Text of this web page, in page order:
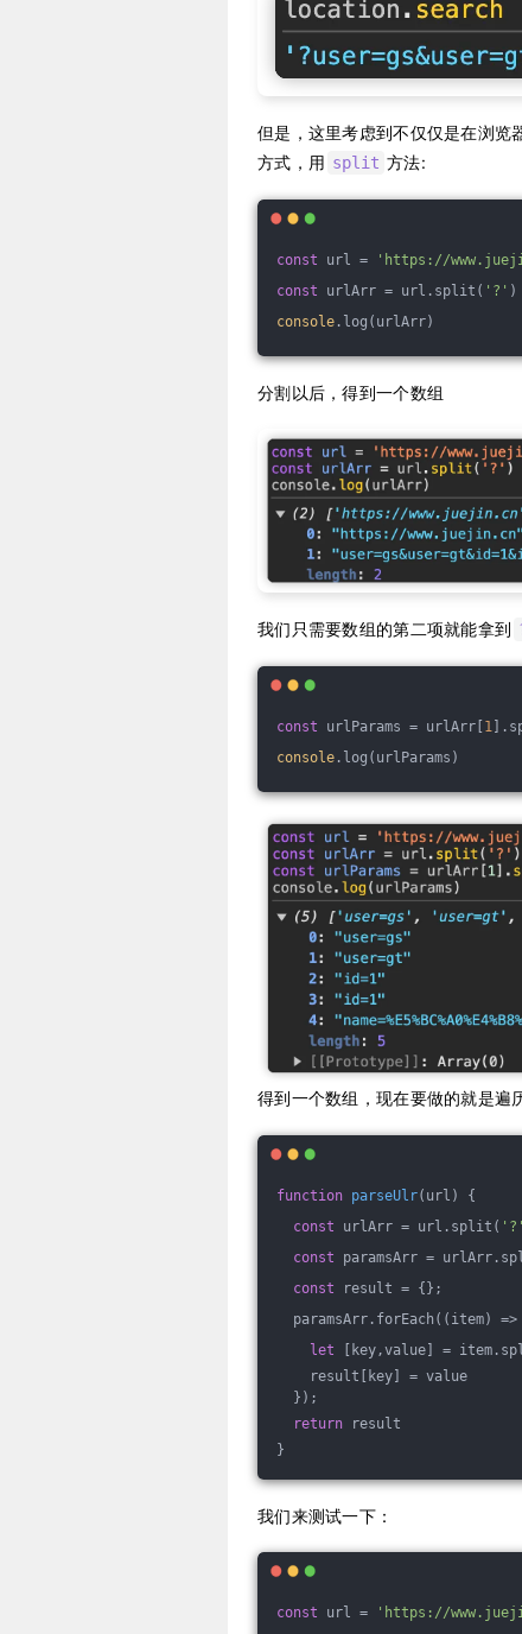
但是，这里考虑到不仅仅是在浏览
方式，用 split 方法:
const url =
'https://
const urlArr = url.split( '?' )
console .log(urlArr)
分割以后，得到一个数组
我们只需要数组的第二项就能拿到
const urlParams = urlArr[1
console .log(urlParams)
得到一个数组，现在要做的就是遍
function parseUlr( url ) {
const urlArr = url.split( '?'
const paramsArr =
const result = {};
paramsArr.forEach( ( item) =>
let [key,value] =
result[key] = value
});
return result
}
我们来测试一下：
const url =
'https://